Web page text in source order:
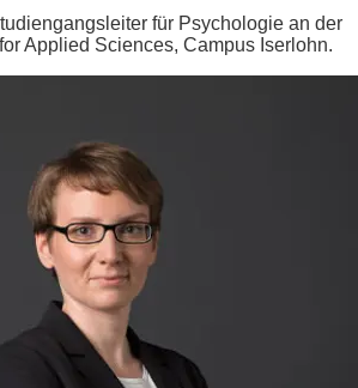
für Psychologie an der
Applied Sciences, Campus Iserlohn.